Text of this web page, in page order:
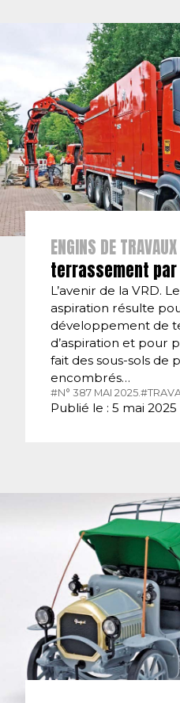
ENGINS DE
terrassement
L’avenir de la VRD.
aspiration résulte
développement de
d’aspiration et pour
fait des sous-sols de
encombrés…
#N° 387 MAI 2025.
Publié le : 5 mai 2025